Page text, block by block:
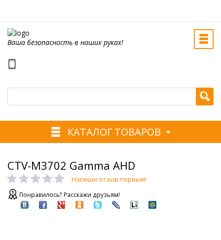
Ваша безопасность в наших руках!
КАТАЛОГ ТОВАРОВ
CTV-M3702 Gamma AHD
Напиши отзыв первым!
Понравилось? Расскажи друзьям!